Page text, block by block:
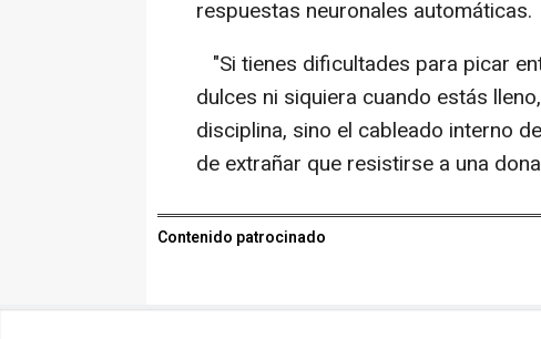
respuestas neuronales automáticas.
"Si tienes dificultades para picar
dulces ni siquiera cuando estás
disciplina, sino el cableado interno
de extrañar que resistirse a una
Contenido patrocinado